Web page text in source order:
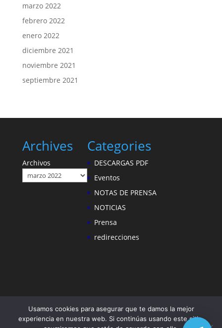
marzo 2022
febrero 2022
enero 2022
diciembre 2021
noviembre 2021
septiembre 2021
Archives
Archivos
Categories
DESCARGAS PDF
Eventos
NOTAS DE PRENSA
NOTICIAS
Prensa
redirecciones
Usamos cookies para asegurar que te damos la mejor
experiencia en nuestra web. Si continúas usando este sitio,